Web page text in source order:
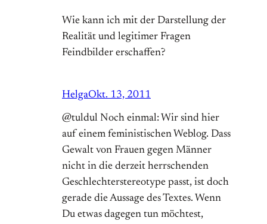
Wie kann ich mit der Darstellung der
Realität und legitimer Fragen
Feindbilder erschaffen?
HelgaOkt. 13, 2011
@tuldul Noch einmal: Wir sind hier
auf einem feministischen Weblog. Dass
Gewalt von Frauen gegen Männer
nicht in die derzeit herrschenden
Geschlechterstereotype passt, ist doch
gerade die Aussage des Textes. Wenn
Du etwas dagegen tun möchtest,